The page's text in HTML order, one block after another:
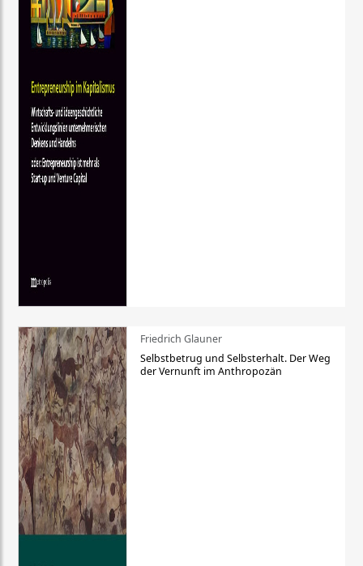
Friedrich Glauner
Selbstbetrug und Selbsterhalt. Der Weg
der Vernunft im Anthropozän